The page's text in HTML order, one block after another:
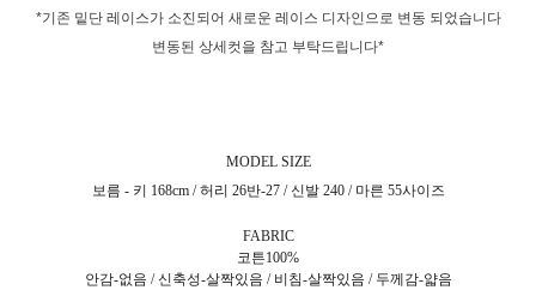
*기존 밑단 레이스가 소진되어 새로운 레이스 디자인으로 변동 되었습니다
변동된 상세컷을 참고 부탁드립니다*
MODEL SIZE
보름 - 키 168cm / 허리 26반-27 / 신발 240 / 마른 55사이즈
FABRIC
코튼100%
안감-없음 / 신축성-살짝있음 / 비침-살짝있음 / 두께감-얇음